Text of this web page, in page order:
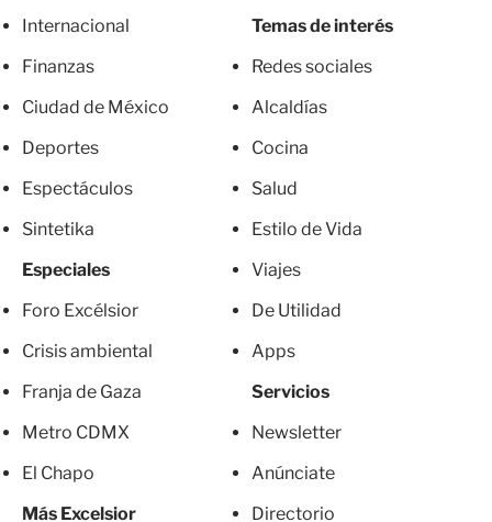
Internacional
Finanzas
Ciudad de México
Deportes
Espectáculos
Sintetika
Especiales
Foro Excélsior
Crisis ambiental
Franja de Gaza
Metro CDMX
El Chapo
Más Excelsior
Temas de interés
Redes sociales
Alcaldías
Cocina
Salud
Estilo de Vida
Viajes
De Utilidad
Apps
Servicios
Newsletter
Anúnciate
Directorio